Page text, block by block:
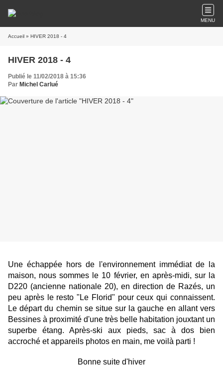
MENU
Accueil » HIVER 2018 - 4
HIVER 2018 - 4
Publié le 11/02/2018 à 15:36
Par Michel Carlué
Une échappée hors de l'environnement immédiat de la
maison, nous sommes le 10 février, en après-midi, sur la
D220 (ancienne nationale 20), en direction de Razés, un
peu après le resto "Le Florid" pour ceux qui connaissent.
Le départ du chemin se situe sur la gauche en allant vers
Bessines à proximité d'une très belle habitation jouxtant un
superbe étang. Après-ski aux pieds, sac à dos bien
accroché et appareils photos en main, me voilà parti !
Bonne suite d'hiver